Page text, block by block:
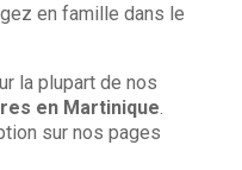
en famille dans le
la plupart de nos
en Martinique.
sur nos pages